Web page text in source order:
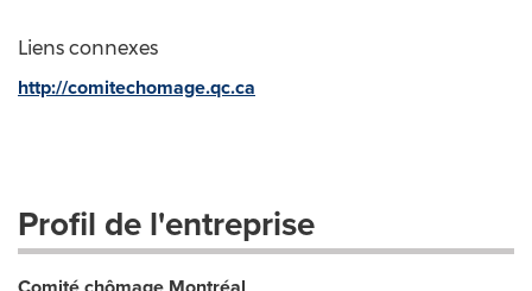
Liens connexes
http://comitechomage.qc.ca
Profil de l'entreprise